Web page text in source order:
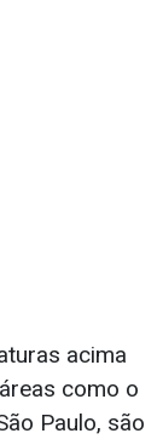
acima
como o
Paulo, são